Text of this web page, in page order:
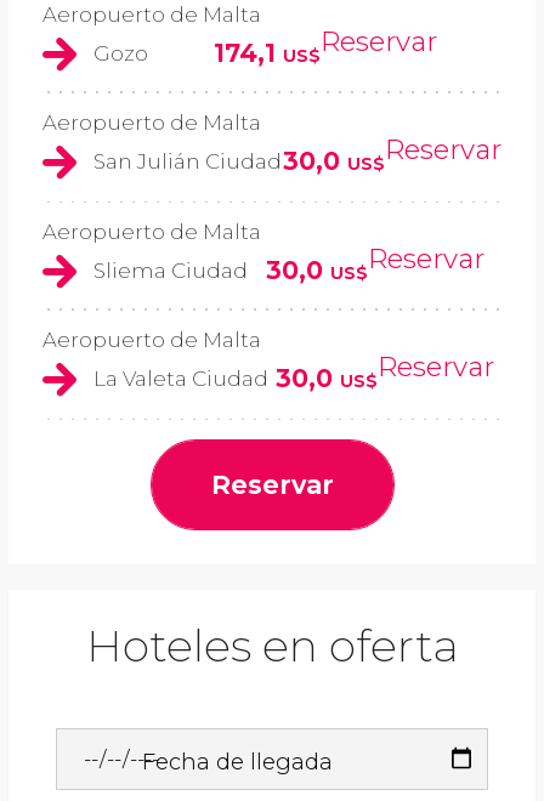
Aeropuerto de Malta
Gozo
174,1 US$Reservar
Aeropuerto de Malta
San Julián Ciudad30,0 US$Reservar
Aeropuerto de Malta
Sliema Ciudad
30,0 US$Reservar
Aeropuerto de Malta
La Valeta Ciudad 30,0 US$Reservar
Reservar
Hoteles en oferta
Fecha de llegada